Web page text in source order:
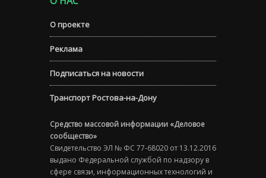
О проекте
Реклама
Подписаться на новости
Транспорт Ростова-на-Дону
Средство массовой информации «Деловое
сообщество»
Свидетельство ЭЛ № ФС 77-68020 от 13.12.2016
выдано Федеральной службой по надзору в
сфере связи, информационных технологий и